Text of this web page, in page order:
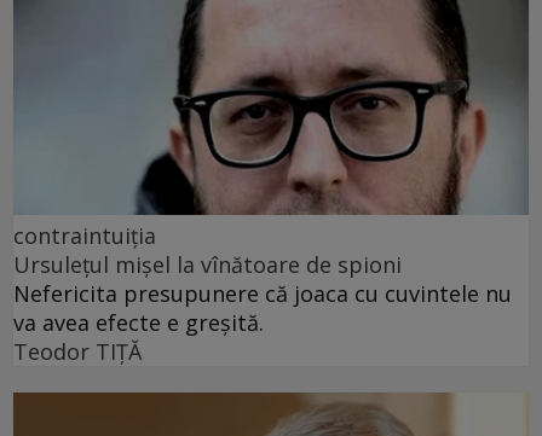
contraintuiția
Ursulețul mișel la vînătoare de spioni
Nefericita presupunere că joaca cu cuvintele nu
va avea efecte e greșită.
Teodor TIŢĂ